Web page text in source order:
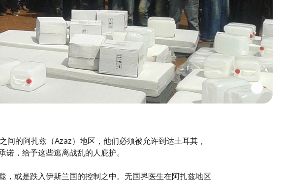
的阿扎兹（Azaz）地区，他们必须被允许到达土耳其，
，给予这些逃离战乱的人庇护。
或是跌入伊斯兰国的控制之中。无国界医生在阿扎兹地区